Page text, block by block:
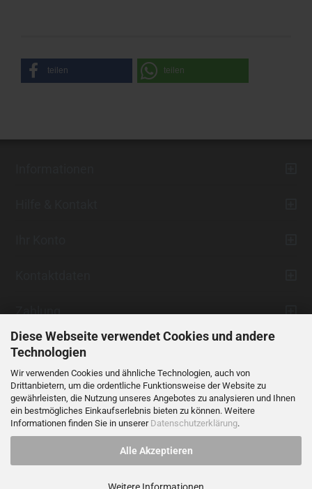
Diese Webseite verwendet Cookies und andere
Technologien
Wir verwenden Cookies und ähnliche Technologien, auch von
Drittanbietern, um die ordentliche Funktionsweise der Website zu
gewährleisten, die Nutzung unseres Angebotes zu analysieren und Ihnen
ein bestmögliches Einkaufserlebnis bieten zu können. Weitere
Informationen finden Sie in unserer Datenschutzerklärung.
Alle Akzeptieren
teilen teilen
Zahlung
Vertrag widerrufen